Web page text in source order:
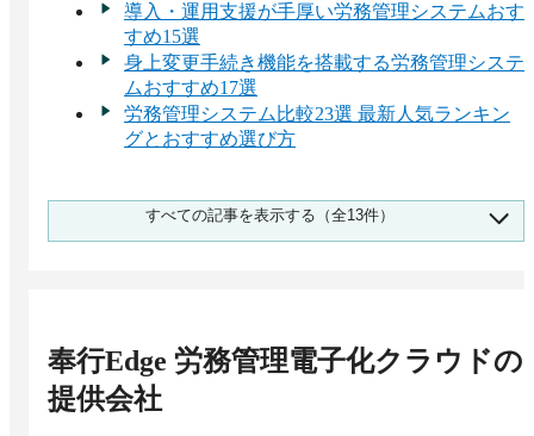
導入・運用支援が手厚い労務管理システムおす
すめ15選
身上変更手続き機能を搭載する労務管理システ
ムおすすめ17選
労務管理システム比較23選 最新人気ランキン
グとおすすめ選び方
労務管理システムの市場シェア 384人調査 1位
はマネーフォワード クラウド
スマホ対応の労務管理システムおすすめ13選！
専用アプリがあるサービスは？
勤怠管理システムと連携できる労務管理システ
すべての記事を表示する（全13件）
奉行Edge 労務管理電子化クラウドの
提供会社